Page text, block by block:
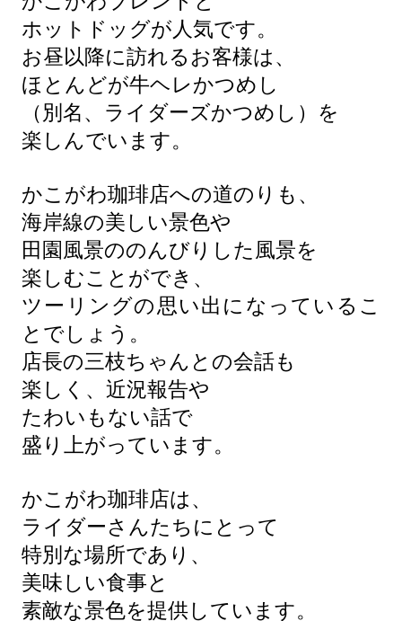
ホットドッグが人気です。
お昼以降に訪れるお客様は、
ほとんどが牛ヘレかつめし
（別名、ライダーズかつめし）を
楽しんでいます。
かこがわ珈琲店への道のりも、
海岸線の美しい景色や
田園風景ののんびりした風景を
楽しむことができ、
ツーリングの思い出になっているこ
とでしょう。
店長の三枝ちゃんとの会話も
楽しく、近況報告や
たわいもない話で
盛り上がっています。
かこがわ珈琲店は、
ライダーさんたちにとって
特別な場所であり、
美味しい食事と
素敵な景色を提供しています。